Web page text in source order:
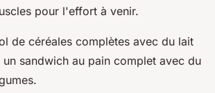
pour l'effort à venir.
de céréales complètes avec du lait
sandwich au pain complet avec du